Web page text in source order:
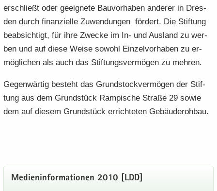
er­schließt oder ge­eig­ne­te Bau­vor­ha­ben an­de­rer in Dres­
den durch fi­nan­zi­el­le Zu­wen­dun­gen för­dert. Die Stif­tung
be­ab­sich­tigt, für ihre Zwe­cke im In- und Aus­land zu wer­
ben und auf diese Weise so­wohl Ein­zel­vor­ha­ben zu er­
mög­li­chen als auch das Stif­tungs­ver­mö­gen zu meh­ren.
Ge­gen­wär­tig be­steht das Grund­stock­ver­mö­gen der Stif­
tung aus dem Grund­stück Ram­pi­sche Stra­ße 29 sowie
dem auf die­sem Grund­stück er­rich­te­ten Ge­bäu­de­roh­bau.
Me­di­en­in­for­ma­tio­nen 2010 [LDD]